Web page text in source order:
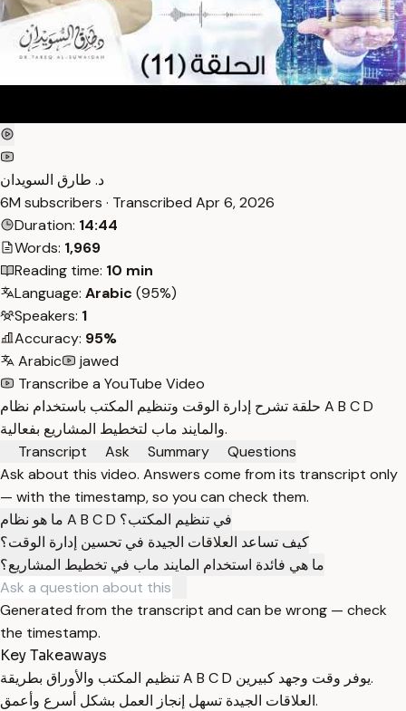
د. طارق السويدان
6M subscribers · Transcribed Apr 6, 2026
Duration: 14:44
Words: 1,969
Reading time: 10 min
Language: Arabic (95%)
Speakers: 1
Accuracy: 95%
Arabic
jawed
Transcribe a YouTube Video
حلقة تشرح إدارة الوقت وتنظيم المكتب باستخدام نظام A B C D
والمايند ماب لتخطيط المشاريع بفعالية.
Transcript
Ask Summary
Questions
Ask about this video. Answers come from its transcript only
— with the timestamp, so you can check them.
ما هو نظام A B C D في تنظيم المكتب؟
كيف تساعد العلاقات الجيدة في تحسين إدارة الوقت؟
ما هي فائدة استخدام المايند ماب في تخطيط المشاريع؟
Generated from the transcript and can be wrong — check
the timestamp.
Key Takeaways
تنظيم المكتب والأوراق بطريقة A B C D يوفر وقت وجهد كبيرين.
العلاقات الجيدة تسهل إنجاز العمل بشكل أسرع وأعمق.